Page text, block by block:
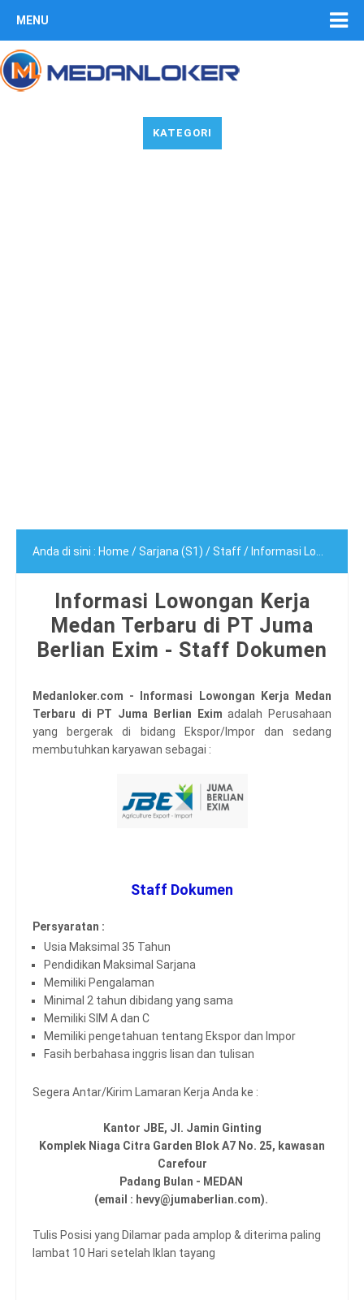
MENU
KATEGORI
Anda di sini : Home /Sarjana (S1) /Staff/ Informasi Lowongan Kerja Medan Terbaru di PT Juma Berlian Exim - Staff Dokumen
Informasi Lowongan Kerja
Medan Terbaru di PT Juma
Berlian Exim - Staff Dokumen
Medanloker.com - Informasi Lowongan Kerja Medan
Terbaru di PT Juma Berlian Exim adalah Perusahaan
yang bergerak di bidang Ekspor/Impor dan sedang
membutuhkan karyawan sebagai :
Staff Dokumen
Persyaratan :
Usia Maksimal 35 Tahun
Pendidikan Maksimal Sarjana
Memiliki Pengalaman
Minimal 2 tahun dibidang yang sama
Memiliki SIM A dan C
Memiliki pengetahuan tentang Ekspor dan Impor
Fasih berbahasa inggris lisan dan tulisan
Segera Antar/Kirim Lamaran Kerja Anda ke :
Kantor JBE, Jl. Jamin Ginting
Komplek Niaga Citra Garden Blok A7 No. 25, kawasan
Carefour
Padang Bulan - MEDAN
(email : hevy@jumaberlian.com).
Tulis Posisi yang Dilamar pada amplop & diterima paling
lambat 10 Hari setelah Iklan tayang